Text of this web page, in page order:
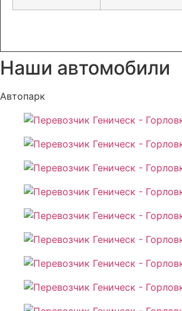
Наши автомобили
Автопарк